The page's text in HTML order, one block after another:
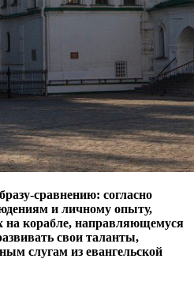
сравнению: согласно
и личному опыту,
на корабле, направляющемуся
свои таланты,
слугам из евангельской